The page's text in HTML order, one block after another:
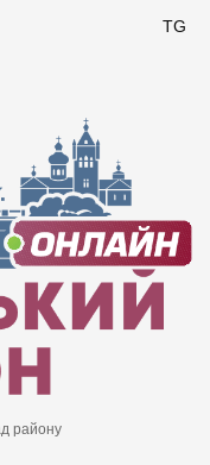
TG
району